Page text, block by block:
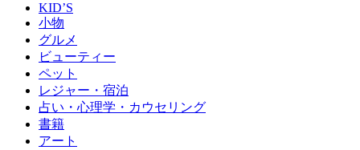
KID’S
小物
グルメ
ビューティー
ペット
レジャー・宿泊
占い・心理学・カウセリング
書籍
アート